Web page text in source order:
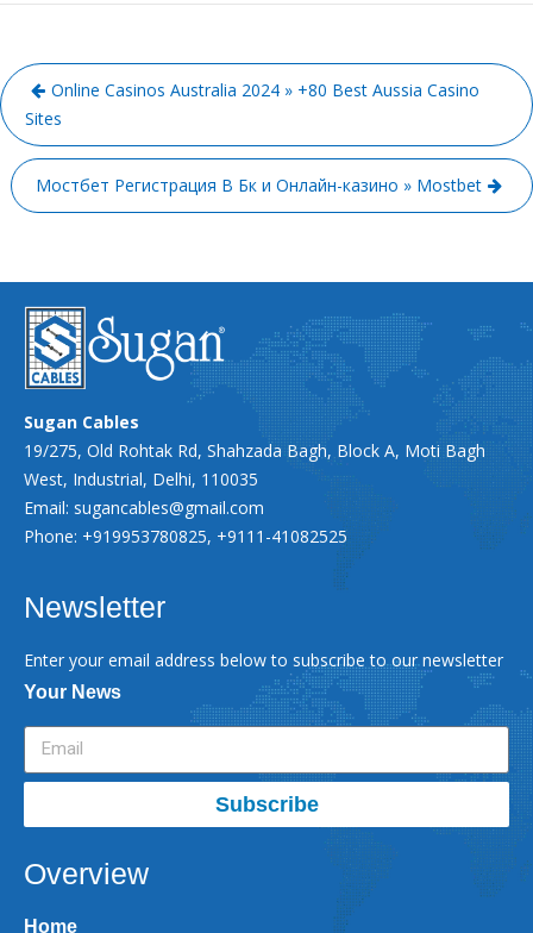
Online Casinos Australia 2024 » +80 Best Aussia Casino
Sites
Мостбет Регистрация В Бк и Онлайн-казино » Mostbet
Sugan Cables
19/275, Old Rohtak Rd, Shahzada Bagh, Block A, Moti Bagh
West, Industrial, Delhi, 110035
Email: sugancables@gmail.com
Phone: +919953780825, +9111-41082525
Newsletter
Enter your email address below to subscribe to our newsletter
Your News
Subscribe
Overview
Home